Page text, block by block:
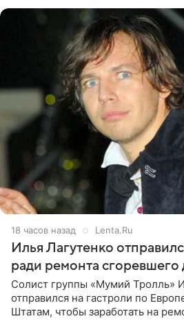
18 часов назад Lenta.Ru
Илья Лагутенко
ради ремонта
Солист группы «Мумий Тролль»
отправился на гастроли по
Штатам, чтобы заработать на